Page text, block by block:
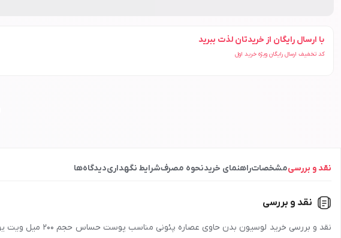
با ارسال رایگان از خریدتان لذت ببرید
کد تخفیف ارسال رایگان ویژه خرید اول
نقد و بررسیمشخصاتراهنمای خریدنحوه مصرفشرایط نگهداریدیدگاه‌ها
نقد و بررسی
نقد و بررسی